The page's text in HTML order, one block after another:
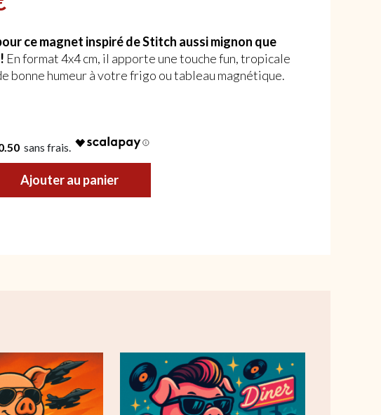
ce magnet inspiré de Stitch aussi mignon que
En format 4x4 cm, il apporte une touche fun, tropicale
bonne humeur à votre frigo ou tableau magnétique.
Ajouter au panier